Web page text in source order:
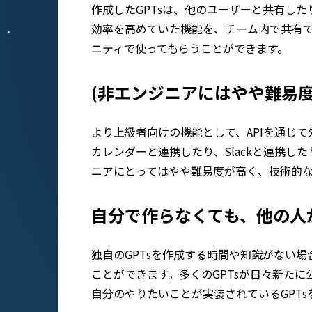
作成したGPTsは、他のユーザーと共有し
効率を高めていた機能を、チーム内で共有
ニティで使ってもらうことができます。
(非エンジニアにはやや難易
より上級者向けの機能として、APIを通じ
カレンダーと連携したり、Slackと連携し
ニアにとってはやや難易度が高く、技術的
自分で作らなくても、他の
独自のGPTsを作成する時間や知識がない
ことができます。多くのGPTsが日々新た
自分のやりたいことが実装されている